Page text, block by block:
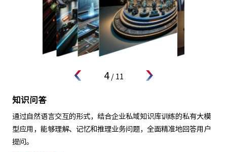
4/ 11
知识问答
通过自然语言交互的形式，结合企业私域知识库训练的私有大模
型应用，能够理解、记忆和推理业务问题，全面精准地回答用户
提问。